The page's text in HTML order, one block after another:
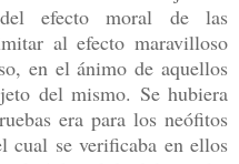
efecto moral de las
al efecto maravilloso
en el ánimo de aquellos
del mismo. Se hubiera
era para los neófitos
cual se verificaba en ellos